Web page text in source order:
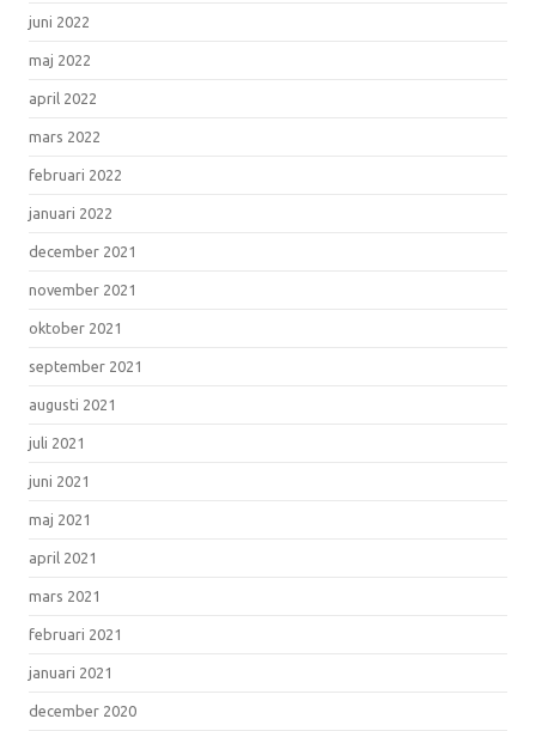
juni 2022
maj 2022
april 2022
mars 2022
februari 2022
januari 2022
december 2021
november 2021
oktober 2021
september 2021
augusti 2021
juli 2021
juni 2021
maj 2021
april 2021
mars 2021
februari 2021
januari 2021
december 2020